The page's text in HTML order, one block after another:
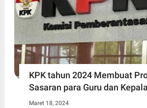
KPK tahun 2024 Membuat
Sasaran para Guru dan
Maret 18, 2024